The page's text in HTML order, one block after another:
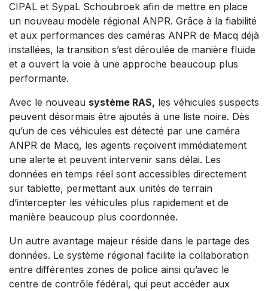
CIPAL et SypaL Schoubroek afin de mettre en place
un nouveau modèle régional ANPR. Grâce à la fiabilité
et aux performances des caméras ANPR de Macq déjà
installées, la transition s’est déroulée de manière fluide
et a ouvert la voie à une approche beaucoup plus
performante.​
Avec le nouveau système RAS, les véhicules suspects
peuvent désormais être ajoutés à une liste noire. Dès
qu’un de ces véhicules est détecté par une caméra
ANPR de Macq, les agents reçoivent immédiatement
une alerte et peuvent intervenir sans délai. Les
données en temps réel sont accessibles directement
sur tablette, permettant aux unités de terrain
d’intercepter les véhicules plus rapidement et de
manière beaucoup plus coordonnée.
Un autre avantage majeur réside dans le partage des
données. Le système régional facilite la collaboration
entre différentes zones de police ainsi qu’avec le
centre de contrôle fédéral, qui peut accéder aux